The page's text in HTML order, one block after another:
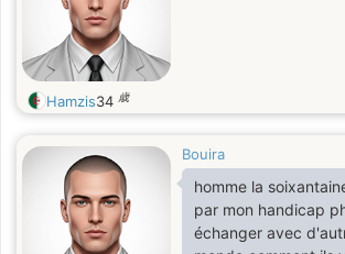
Hamzis34 歳
Bouira
homme la
par mon handicap
échanger avec